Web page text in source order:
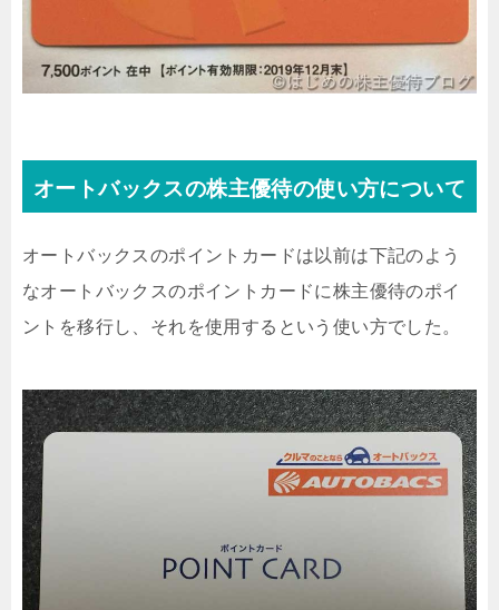
オートバックスの株主優待の使い方について
オートバックスのポイントカードは以前は下記のよう
なオートバックスのポイントカードに株主優待のポイ
ントを移行し、それを使用するという使い方でした。